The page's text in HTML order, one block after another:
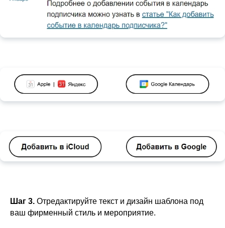
Шаг 3. Отредактируйте текст и дизайн шаблона под
ваш фирменный стиль и мероприятие.